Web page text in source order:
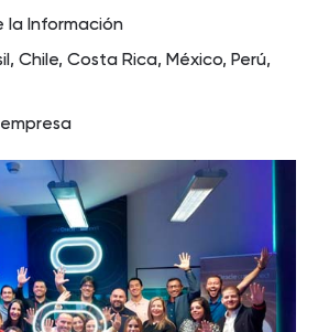
la Información
Chile, Costa Rica, México, Perú,